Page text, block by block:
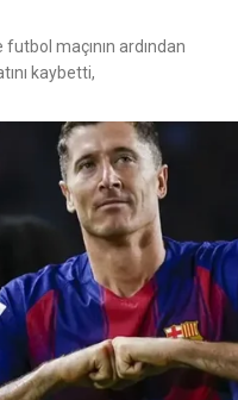
maçının ardından
kaybetti,